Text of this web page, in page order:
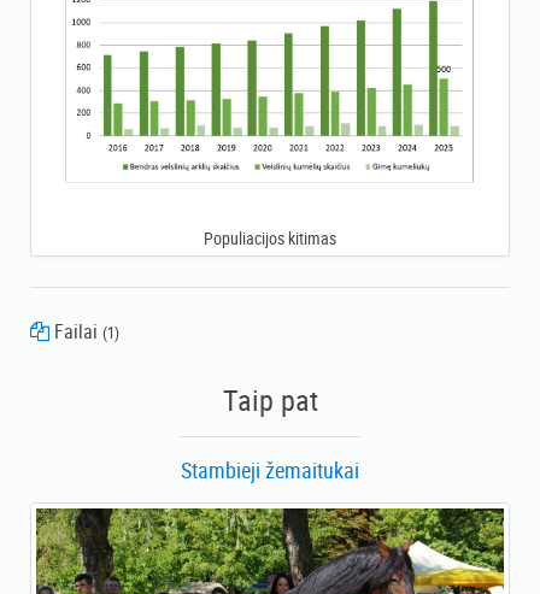
Populiacijos kitimas
Failai (1)
Taip pat
Stambieji žemaitukai